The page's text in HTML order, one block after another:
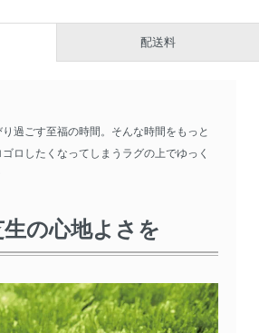
配送料
過ごす至福の時間。そんな時間をもっと
ロしたくなってしまうラグの上でゆっく
の心地よさを